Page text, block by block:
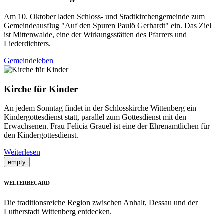
Am 10. Oktober laden Schloss- und Stadtkirchengemeinde zum
Gemeindeausflug "Auf den Spuren Paulö Gerhardt" ein. Das Ziel
ist Mittenwalde, eine der Wirkungsstätten des Pfarrers und
Liederdichters.
Gemeindeleben
Kirche für Kinder
An jedem Sonntag findet in der Schlosskirche Wittenberg ein
Kindergottesdienst statt, parallel zum Gottesdienst mit den
Erwachsenen. Frau Felicia Grauel ist eine der Ehrenamtlichen für
den Kindergottesdienst.
Weiterlesen
empty
WELTERBECARD
Die traditionsreiche Region zwischen Anhalt, Dessau und der
Lutherstadt Wittenberg entdecken.